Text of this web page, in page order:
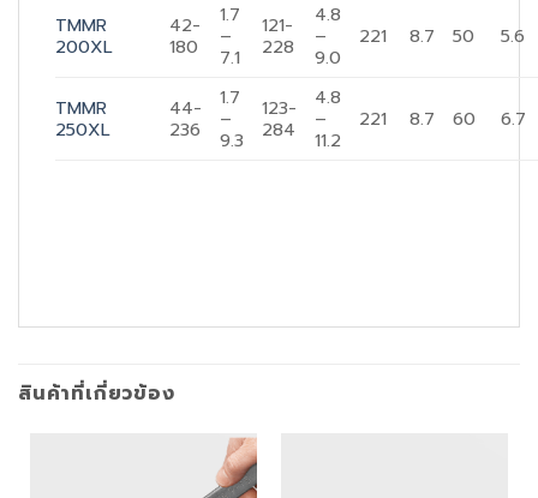
TMMR
200XL
42-
180
1.7
–
7.1
121-
228
4.8
–
9.0
221 8.7 50 5.6
TMMR
250XL
44-
236
1.7
–
9.3
123-
284
4.8
–
11.2
221 8.7 60 6.7
สินค้าที่เกี่ยวข้อง